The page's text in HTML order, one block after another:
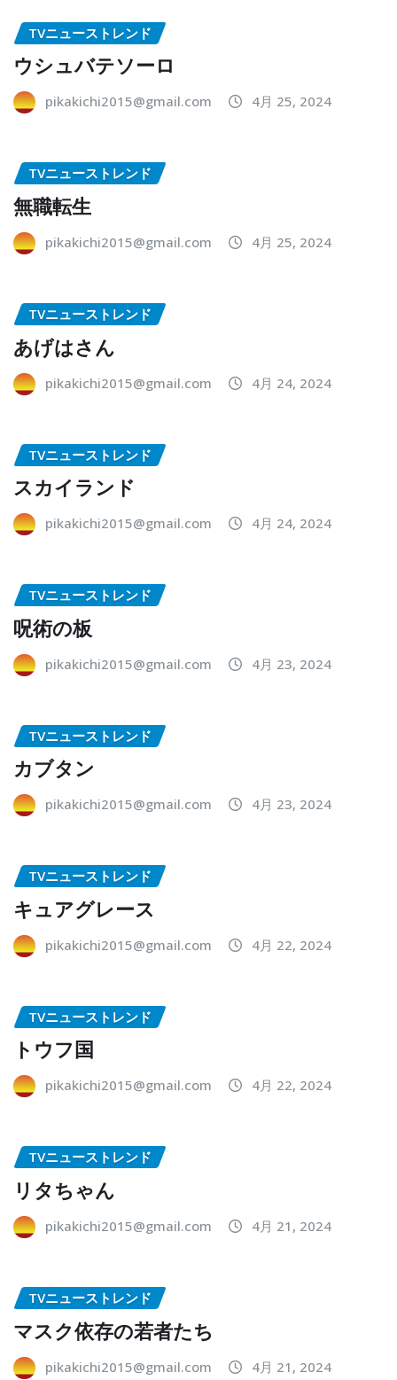
TVニューストレンド
ウシュバテソーロ
pikakichi2015@gmail.com 4月 25, 2024
TVニューストレンド
無職転生
pikakichi2015@gmail.com 4月 25, 2024
TVニューストレンド
あげはさん
pikakichi2015@gmail.com 4月 24, 2024
TVニューストレンド
スカイランド
pikakichi2015@gmail.com 4月 24, 2024
TVニューストレンド
呪術の板
pikakichi2015@gmail.com 4月 23, 2024
TVニューストレンド
カブタン
pikakichi2015@gmail.com 4月 23, 2024
TVニューストレンド
キュアグレース
pikakichi2015@gmail.com 4月 22, 2024
TVニューストレンド
トウフ国
pikakichi2015@gmail.com 4月 22, 2024
TVニューストレンド
リタちゃん
pikakichi2015@gmail.com 4月 21, 2024
TVニューストレンド
マスク依存の若者たち
pikakichi2015@gmail.com 4月 21, 2024